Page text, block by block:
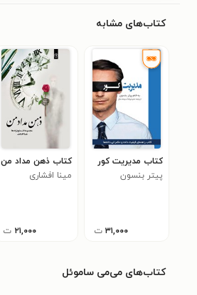
کتاب‌های مشابه
کتاب مدیریت کور
پیتر بنسون
۳۱,۰۰۰ ت
کتاب ذهن مداد من
مینا افشاری
۲۱,۰۰۰ ت
کتاب‌های می‌می‌ ساموئل